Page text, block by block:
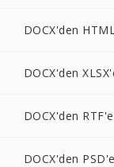
DOCX'den
DOCX'den
DOCX'den RTF'e
DOCX'den PSD'e